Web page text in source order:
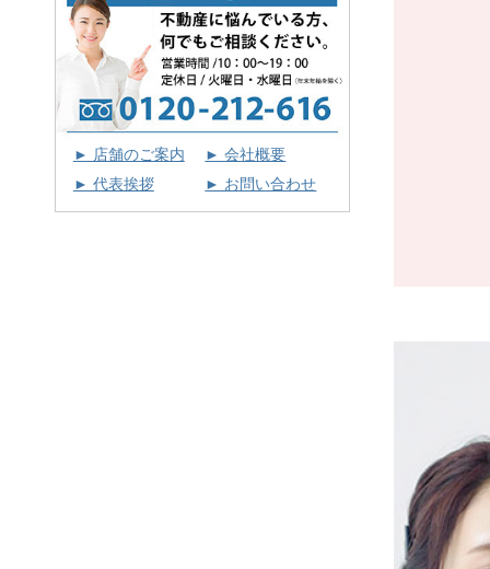
► 店舗のご案内
► 会社概要
► 代表挨拶
► お問い合わせ